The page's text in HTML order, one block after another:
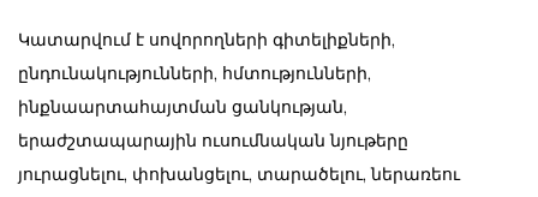
Կատարվում է սովորողների գիտելիքների,
ընդունակությունների, հմտությունների,
ինքնաարտահայտման ցանկության,
երաժշտապարային ուսումնական նյութերը
յուրացնելու, փոխանցելու, տարածելու, ներառեու